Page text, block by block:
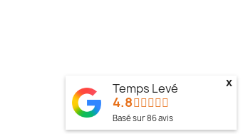
Temps Levé
4.8
Basé sur86avis
x